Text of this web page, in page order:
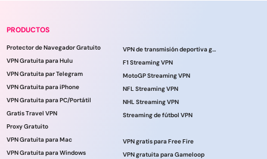
PRODUCTOS
Protector de Navegador Gratuito
VPN Gratuita para Hulu
VPN Gratuita par Telegram
VPN Gratuita para iPhone
VPN Gratuita para PC/Portátil
Gratis Travel VPN
Proxy Gratuito
VPN Gratuita para Mac
VPN Gratuita para Windows
VPN de transmisión deportiva gratuita
F1 Streaming VPN
MotoGP Streaming VPN
NFL Streaming VPN
NHL Streaming VPN
Streaming de fútbol VPN
VPN gratis para Free Fire
VPN gratuita para Gameloop